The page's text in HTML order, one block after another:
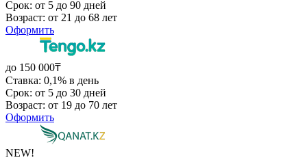
Срок: от 5 до 90 дней
Возраст: от 21 до 68 лет
Оформить
до 150 000₸
Ставка: 0,1% в день
Срок: от 5 до 30 дней
Возраст: от 19 до 70 лет
Оформить
NEW!